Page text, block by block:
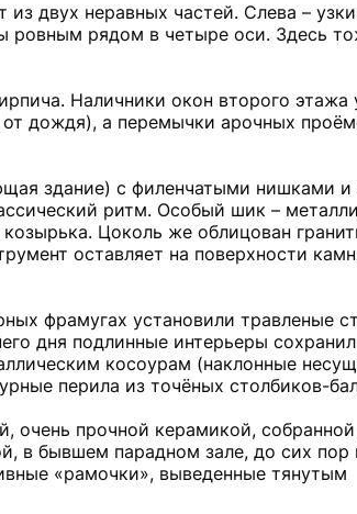
двух неравных частей. Слева –
ровным рядом в четыре оси. Здесь
Наличники окон второго
дождя), а перемычки арочных
здание) с филенчатыми нишками и
ритм. Особый шик –
Цоколь же облицован
оставляет на поверхности
фрамугах установили травленые
дня подлинные интерьеры
косоурам (наклонные
перила из точёных столбиков-
очень прочной керамикой,
в бывшем парадном зале, до сих
«рамочки», выведенные тянутым